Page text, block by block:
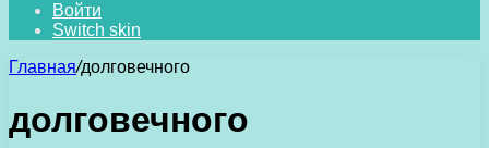
Войти
Switch skin
Главная/долговечного
долговечного